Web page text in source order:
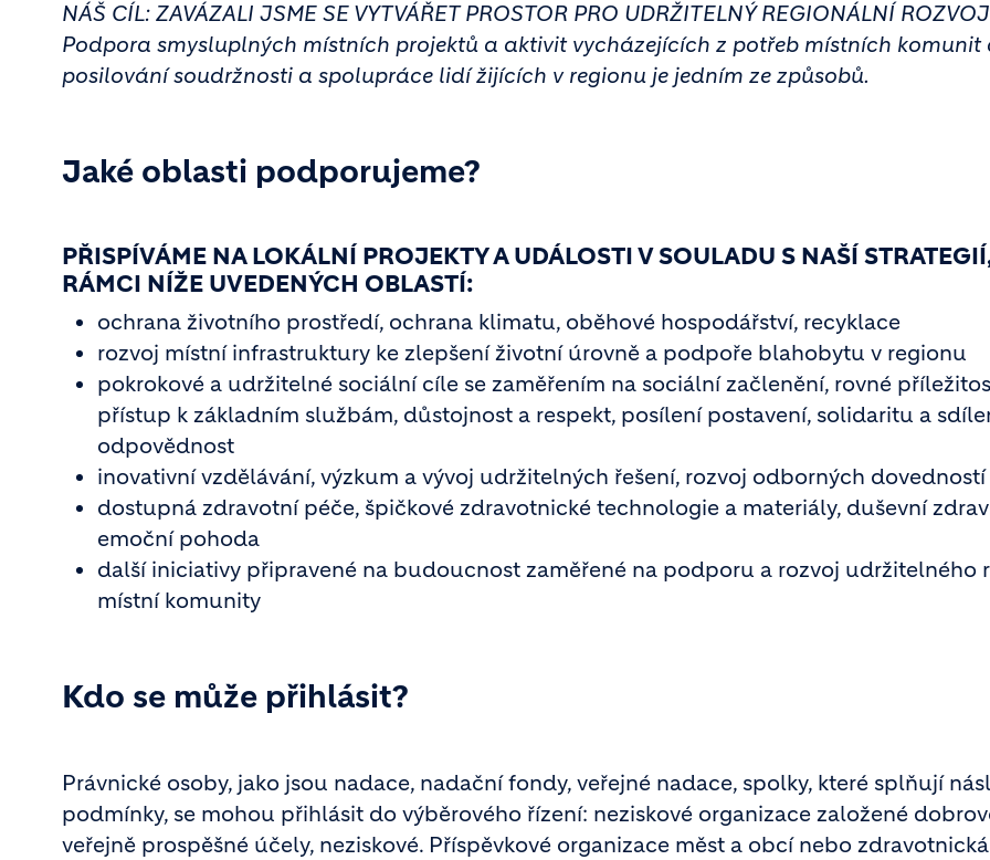
NÁŠ CÍL: ZAVÁZALI JSME SE VYTVÁŘET PROSTOR PRO UDRŽITELNÝ REGIONÁLNÍ
Podpora smysluplných místních projektů a aktivit vycházejících z potřeb místních komunit
posilování soudržnosti a spolupráce lidí žijících v regionu je jedním ze způsobů.
Jaké oblasti podporujeme?
PŘISPÍVÁME NA LOKÁLNÍ PROJEKTY A UDÁLOSTI V SOULADU S NAŠÍ
RÁMCI NÍŽE UVEDENÝCH OBLASTÍ:
ochrana životního prostředí, ochrana klimatu, oběhové hospodářství, recyklace
rozvoj místní infrastruktury ke zlepšení životní úrovně a podpoře blahobytu v regionu
pokrokové a udržitelné sociální cíle se zaměřením na sociální začlenění, rovné
přístup k základním službám, důstojnost a respekt, posílení postavení, solidaritu a
odpovědnost
inovativní vzdělávání, výzkum a vývoj udržitelných řešení, rozvoj odborných dovedností
dostupná zdravotní péče, špičkové zdravotnické technologie a materiály, duševní
emoční pohoda
další iniciativy připravené na budoucnost zaměřené na podporu a rozvoj udržitelného
místní komunity
Kdo se může přihlásit?
Právnické osoby, jako jsou nadace, nadační fondy, veřejné nadace, spolky, které splňují
podmínky, se mohou přihlásit do výběrového řízení: neziskové organizace založené
veřejně prospěšné účely, neziskové. Příspěvkové organizace měst a obcí nebo